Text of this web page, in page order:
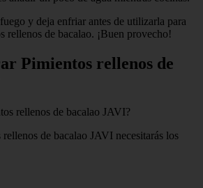
y deja enfriar antes de utilizarla para
rellenos de bacalao. ¡Buen provecho!
Pimientos rellenos de
rellenos de bacalao JAVI?
de bacalao JAVI necesitarás los